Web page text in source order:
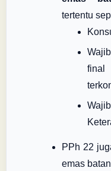
tertentu
final
PPh 22
emas